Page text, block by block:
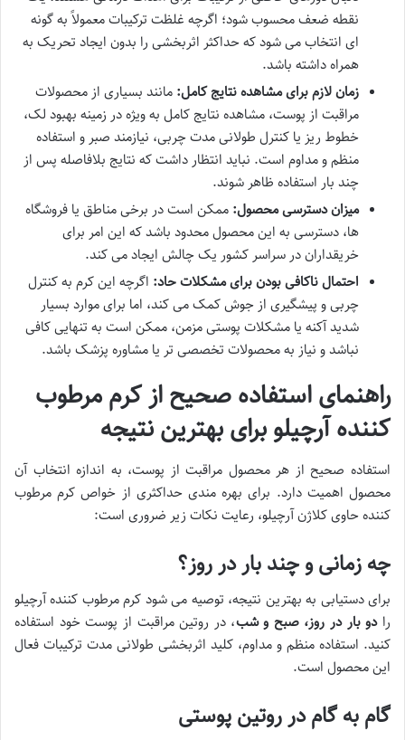
نقطه ضعف محسوب شود؛ اگرچه غلظت ترکیبات معمولاً به گونه
ای انتخاب می شود که حداکثر اثربخشی را بدون ایجاد تحریک به
همراه داشته باشد.
زمان لازم برای مشاهده نتایج کامل: مانند بسیاری از محصولات
مراقبت از پوست، مشاهده نتایج کامل به ویژه در زمینه بهبود لک،
خطوط ریز یا کنترل طولانی مدت چربی، نیازمند صبر و استفاده
منظم و مداوم است. نباید انتظار داشت که نتایج بلافاصله پس از
چند بار استفاده ظاهر شوند.
میزان دسترسی محصول: ممکن است در برخی مناطق یا فروشگاه
ها، دسترسی به این محصول محدود باشد که این امر برای
خریقداران در سراسر کشور یک چالش ایجاد می کند.
احتمال ناکافی بودن برای مشکلات حاد: اگرچه این کرم به کنترل
چربی و پیشگیری از جوش کمک می کند، اما برای موارد بسیار
شدید آکنه یا مشکلات پوستی مزمن، ممکن است به تنهایی کافی
نباشد و نیاز به محصولات تخصصی تر یا مشاوره پزشک باشد.
راهنمای استفاده صحیح از کرم مرطوب
کننده آرچیلو برای بهترین نتیجه
استفاده صحیح از هر محصول مراقبت از پوست، به اندازه انتخاب آن
محصول اهمیت دارد. برای بهره مندی حداکثری از خواص کرم مرطوب
کننده حاوی کلاژن آرچیلو، رعایت نکات زیر ضروری است:
چه زمانی و چند بار در روز؟
برای دستیابی به بهترین نتیجه، توصیه می شود کرم مرطوب کننده آرچیلو
رادو بار در روز، صبح و شب، در روتین مراقبت از پوست خود استفاده
کنید. استفاده منظم و مداوم، کلید اثربخشی طولانی مدت ترکیبات فعال
این محصول است.
گام به گام در روتین پوستی